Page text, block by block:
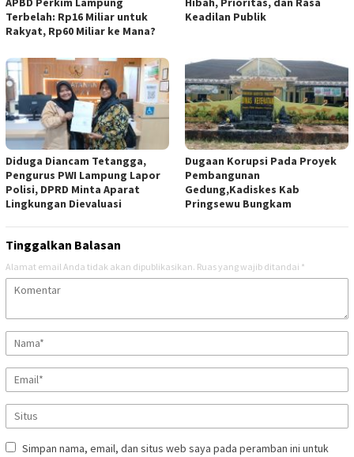
Terbelah: Rp16 Miliar untuk
Rakyat, Rp60 Miliar ke Mana?
Keadilan Publik
Diduga Diancam Tetangga,
Pengurus PWI Lampung Lapor
Polisi, DPRD Minta Aparat
Lingkungan Dievaluasi
Dugaan Korupsi Pada Proyek
Pembangunan
Gedung,Kadiskes Kab
Pringsewu Bungkam
Tinggalkan Balasan
Alamat email Anda tidak akan dipublikasikan. Ruas yang wajib ditandai *
Simpan nama, email, dan situs web saya pada peramban ini untuk